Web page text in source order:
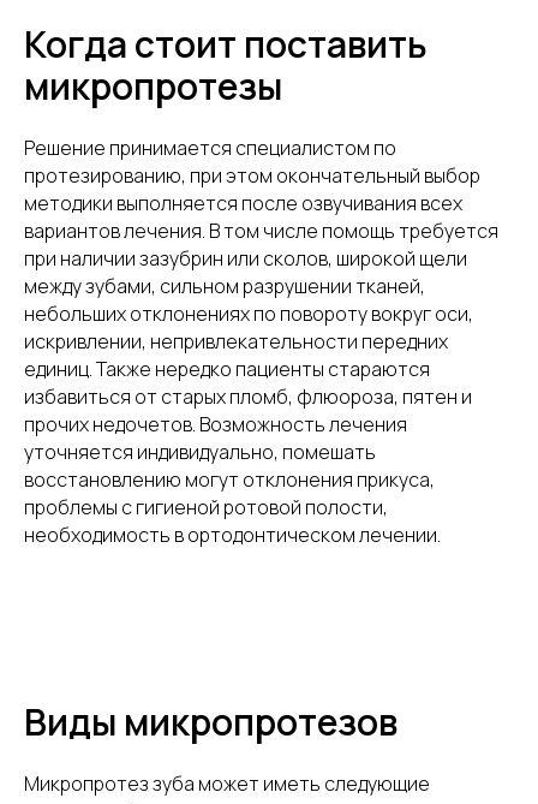
Когда стоит поставить
микропротезы
Решение принимается специалистом по
протезированию, при этом окончательный выбор
методики выполняется после озвучивания всех
вариантов лечения. В том числе помощь требуется
при наличии зазубрин или сколов, широкой щели
между зубами, сильном разрушении тканей,
небольших отклонениях по повороту вокруг оси,
искривлении, непривлекательности передних
единиц. Также нередко пациенты стараются
избавиться от старых пломб, флюороза, пятен и
прочих недочетов. Возможность лечения
уточняется индивидуально, помешать
восстановлению могут отклонения прикуса,
проблемы с гигиеной ротовой полости,
необходимость в ортодонтическом лечении.
Виды микропротезов
Микропротез зуба может иметь следующие